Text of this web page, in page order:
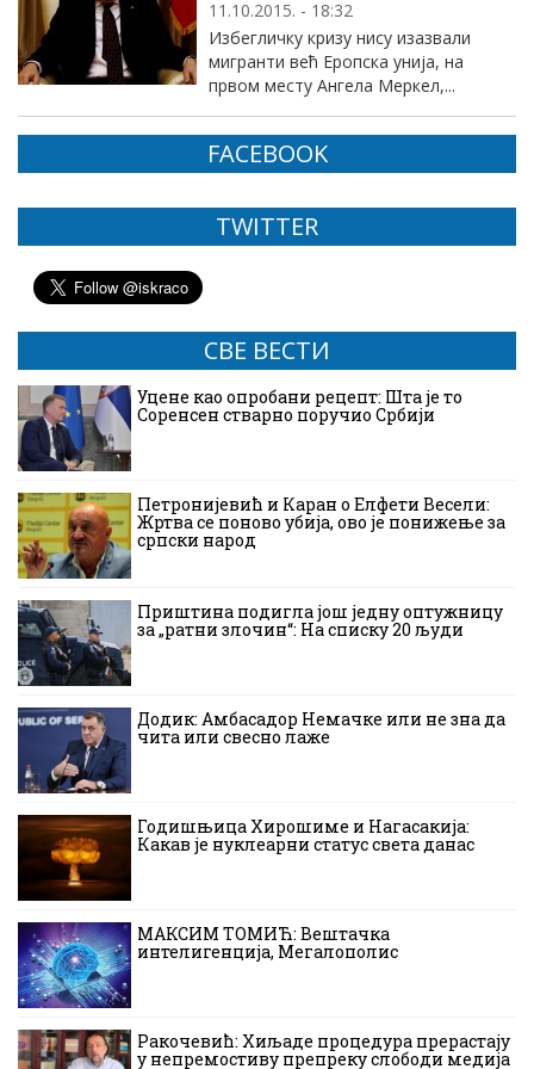
11.10.2015. - 18:32
Избегличку кризу нису изазвали
мигранти већ Еропска унија, на
првом месту Ангела Меркел,...
FACEBOOK
TWITTER
СВЕ ВЕСТИ
Уцене као опробани рецепт: Шта је то
Соренсен стварно поручио Србији
Петронијевић и Каран о Елфети Весели:
Жртва се поново убија, ово је понижење за
српски народ
Приштина подигла још једну оптужницу
за „ратни злочин“: На списку 20 људи
Додик: Амбасадор Немачке или не зна да
чита или свесно лаже
Годишњица Хирошиме и Нагасакија:
Какав је нуклеарни статус света данас
МАКСИМ ТОМИЋ: Вештачка
интелигенција, Мегалополис
Ракочевић: Хиљаде процедура прерастају
у непремостиву препреку слободи медија